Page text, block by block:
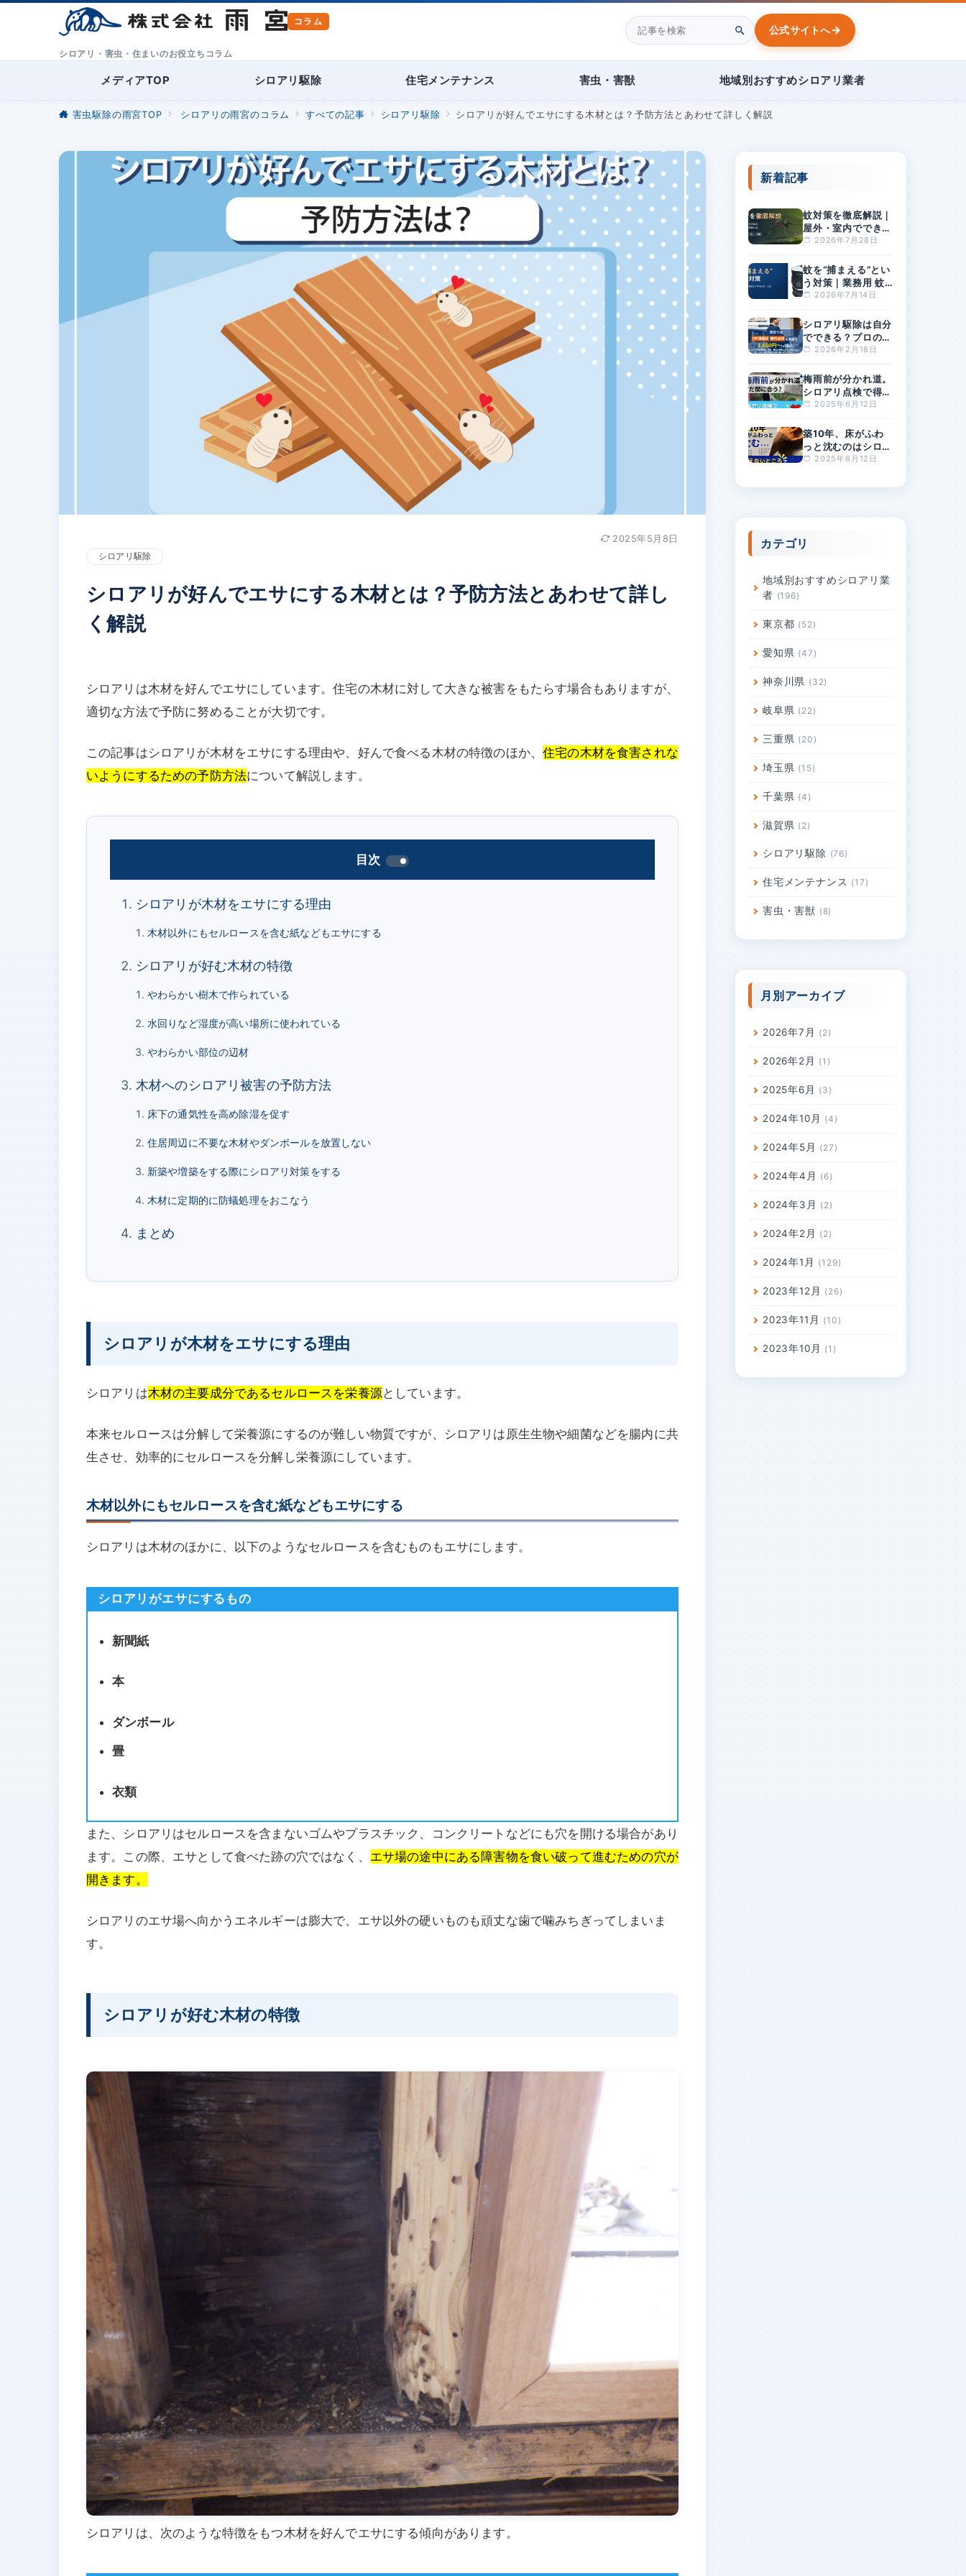
シロアリ・害虫・住まいのお役立ちコラム
公式サイトへ→
メディアTOP シロアリ駆除 住宅メンテナンス 害虫・害獣 地域別おすすめシロアリ業者
害虫駆除の雨宮TOP シロアリの雨宮のコラム すべての記事 シロアリ駆除 シロアリが好んでエサにする木材とは？予防方法とあわせて詳しく解説
2025年5月8日
シロアリ駆除
シロアリが好んでエサにする木材とは？予防方法とあわせて詳し
く解説
シロアリは木材を好んでエサにしています。住宅の木材に対して大きな被害をもたらす場合もありますが、
適切な方法で予防に努めることが大切です。
この記事はシロアリが木材をエサにする理由や、好んで食べる木材の特徴のほか、住宅の木材を食害されな
いようにするための予防方法について解説します。
目次
シロアリが木材をエサにする理由
木材以外にもセルロースを含む紙などもエサにする
シロアリが好む木材の特徴
やわらかい樹木で作られている
水回りなど湿度が高い場所に使われている
やわらかい部位の辺材
木材へのシロアリ被害の予防方法
床下の通気性を高め除湿を促す
住居周辺に不要な木材やダンボールを放置しない
新築や増築をする際にシロアリ対策をする
木材に定期的に防蟻処理をおこなう
まとめ
シロアリが木材をエサにする理由
シロアリは木材の主要成分であるセルロースを栄養源としています。
本来セルロースは分解して栄養源にするのが難しい物質ですが、シロアリは原生生物や細菌などを腸内に共
生させ、効率的にセルロースを分解し栄養源にしています。
木材以外にもセルロースを含む紙などもエサにする
シロアリは木材のほかに、以下のようなセルロースを含むものもエサにします。
シロアリがエサにするもの
新聞紙
本
ダンボール
畳
衣類
また、シロアリはセルロースを含まないゴムやプラスチック、コンクリートなどにも穴を開ける場合があり
ます。この際、エサとして食べた跡の穴ではなく、 エサ場の途中にある障害物を食い破って進むための穴が
開きます。
シロアリのエサ場へ向かうエネルギーは膨大で、エサ以外の硬いものも頑丈な歯で噛みちぎってしまいま
す。
シロアリが好む木材の特徴
シロアリは、次のような特徴をもつ木材を好んでエサにする傾向があります。
新着記事
蚊対策を徹底解説｜
屋外・室内でできる
方法と、刺されやす
2026年7月28日
蚊を“捕まえる”とい
う対策｜業務用 蚊
捕獲器「BGセンチ
2026年7月14日
シロアリ駆除は自分
でできる？プロの駆
除費用の相場は？料
クが高まる理由
2026年2月18日
梅雨前が分かれ道。
シロアリ点検で得す
る人・損する人の差
2025年6月12日
築10年、床がふわ
っと沈むのはシロア
リ？原因と対策を徹
2025年6月12日
カテゴリ
地域別おすすめシロアリ業
者
196
東京都 52
愛知県 47
神奈川県 32
岐阜県 22
三重県 20
埼玉県 15
千葉県 4
滋賀県 2
シロアリ駆除 76
住宅メンテナンス 17
害虫・害獣 8
月別アーカイブ
2026年7月 2
2026年2月 1
2025年6月 3
2024年10月 4
2024年5月 27
2024年4月 6
2024年3月 2
2024年2月 2
2024年1月 129
2023年12月 26
2023年11月 10
2023年10月 1